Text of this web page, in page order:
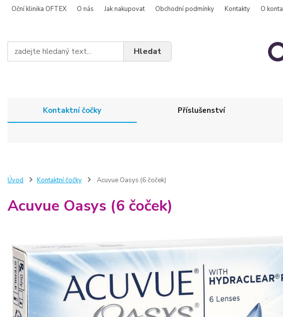
Oční klinika OFTEX O nás Jak nakupovat Obchodní podmínky Kontakty O
Hledat
Kontaktní čočky Příslušenství
Úvod Kontaktní čočky Acuvue Oasys (6 čoček)
Acuvue Oasys (6 čoček)